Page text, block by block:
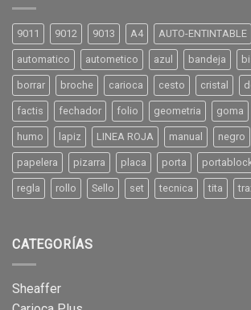
9011 9012 9013 A4 AUTO-ENTINTABLE
automatico autometico azul bandeja
borrar broche carioca cesto cristal
factis fechador folio geometria goma
humo lapiz LINEA ROJA manual negro
papelera pizarra placa porta
regla rollo Sello set tecnica tita
CATEGORÍAS
Sheaffer